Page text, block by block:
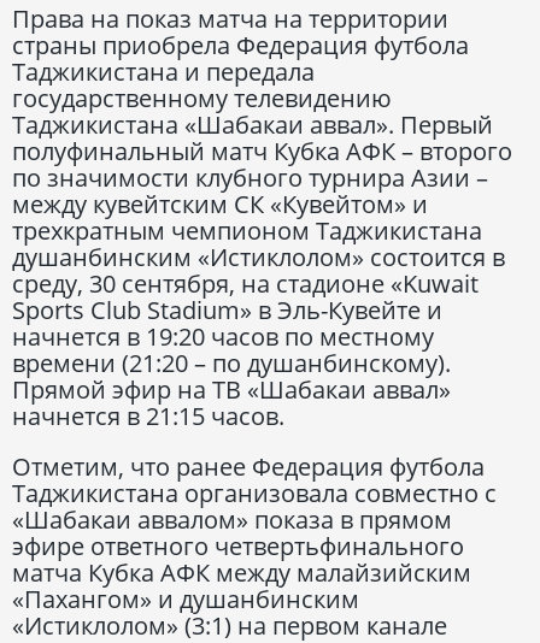
Права на показ матча на территории
страны приобрела Федерация футбола
Таджикистана и передала
государственному телевидению
Таджикистана «Шабакаи аввал». Первый
полуфинальный матч Кубка АФК – второго
по значимости клубного турнира Азии –
между кувейтским СК «Кувейтом» и
трехкратным чемпионом Таджикистана
душанбинским «Истиклолом» состоится в
среду, 30 сентября, на стадионе «Kuwait
Sports Club Stadium» в Эль-Кувейте и
начнется в 19:20 часов по местному
времени (21:20 – по душанбинскому).
Прямой эфир на ТВ «Шабакаи аввал»
начнется в 21:15 часов.
Отметим, что ранее Федерация футбола
Таджикистана организовала совместно с
«Шабакаи аввалом» показа в прямом
эфире ответного четвертьфинального
матча Кубка АФК между малайзийским
«Пахангом» и душанбинским
«Истиклолом» (3:1) на первом канале